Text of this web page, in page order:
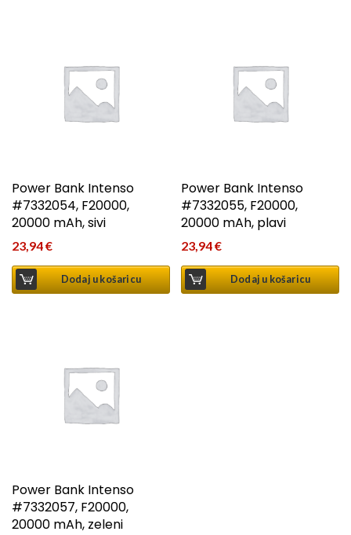
Power Bank Intenso
#7332054, F20000,
20000 mAh, sivi
23,94€
Dodaj u košaricu
Power Bank Intenso
#7332055, F20000,
20000 mAh, plavi
23,94€
Dodaj u košaricu
Power Bank Intenso
#7332057, F20000,
20000 mAh, zeleni